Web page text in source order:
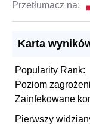
Przetłumacz na:
Karta
Popularity Rank:
Poziom
Zainfekowane
Pierwszy